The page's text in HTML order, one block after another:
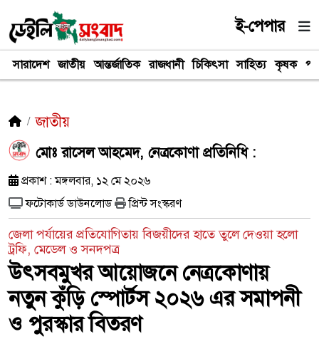
ই-পেপার
সারাদেশ জাতীয় আন্তর্জাতিক রাজধানী চিকিৎসা সাহিত্য কৃষক
জাতীয়
মোঃ রাসেল আহমেদ, নেত্রকোণা প্রতিনিধি :
প্রকাশ : মঙ্গলবার, ১২ মে ২০২৬
ফটোকার্ড ডাউনলোড
প্রিন্ট সংস্করণ
জেলা পর্যায়ের প্রতিযোগিতায় বিজয়ীদের হাতে তুলে দেওয়া হলো
ট্রফি, মেডেল ও সনদপত্র
উৎসবমুখর আয়োজনে নেত্রকোণায়
নতুন কুঁড়ি স্পোর্টস ২০২৬ এর সমাপনী
ও পুরস্কার বিতরণ